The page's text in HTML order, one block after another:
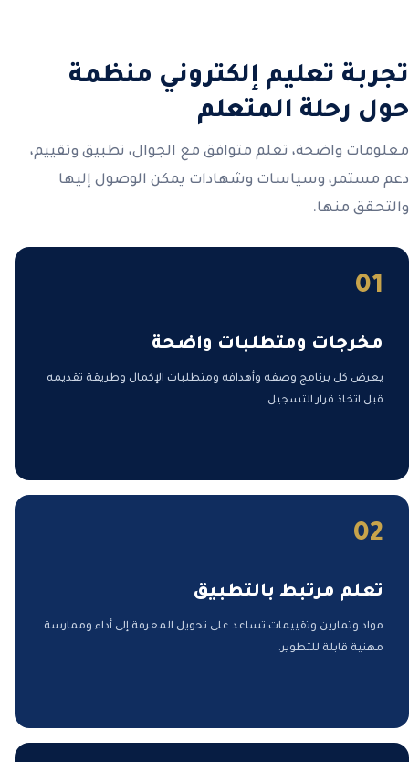
تجربة تعليم إلكتروني منظمة
حول رحلة المتعلم
معلومات واضحة، تعلم متوافق مع الجوال، تطبيق وتقييم،
دعم مستمر، وسياسات وشهادات يمكن الوصول إليها
والتحقق منها.
01
مخرجات ومتطلبات واضحة
يعرض كل برنامج وصفه وأهدافه ومتطلبات الإكمال وطريقة تقديمه
قبل اتخاذ قرار التسجيل.
02
تعلم مرتبط بالتطبيق
مواد وتمارين وتقييمات تساعد على تحويل المعرفة إلى أداء وممارسة
مهنية قابلة للتطوير.